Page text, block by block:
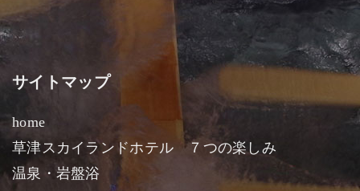
サイトマップ
home
草津スカイランドホテル ７つの楽しみ
温泉・岩盤浴